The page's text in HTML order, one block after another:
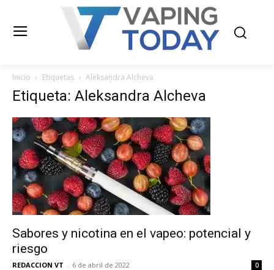
Inicio Etiquetas Aleksandra Alcheva
Etiqueta: Aleksandra Alcheva
Sabores y nicotina en el vapeo: potencial y
riesgo
REDACCION VT - 6 de abril de 2022 0